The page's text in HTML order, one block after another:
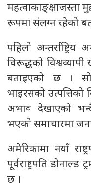
महत्वाकाङ्क्षाजस्ता
रूपमा संलग्न रहेको
पहिलो अन्तर्राष्ट्रिय
विरूद्धको
बताइएको छ । सो
भाइरसको उत्पत्तिको
अभाव देखाएको
भएको समाचारमा
अमेरिकामा नयाँ
पूर्वराष्ट्रपति
छ ।